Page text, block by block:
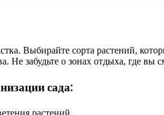
Выбирайте сорта растений,
Не забудьте о зонах отдыха, где
сада:
растений.